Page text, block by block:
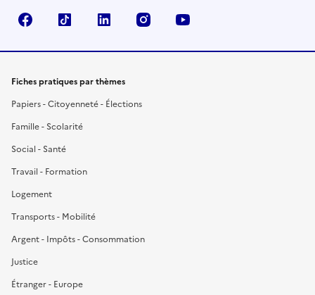
FacebookTikTok LinkedIn Instagram
Fiches pratiques par thèmes
Papiers - Citoyenneté - Élections
Famille - Scolarité
Social - Santé
Travail - Formation
Logement
Transports - Mobilité
Argent - Impôts - Consommation
Justice
Étranger - Europe